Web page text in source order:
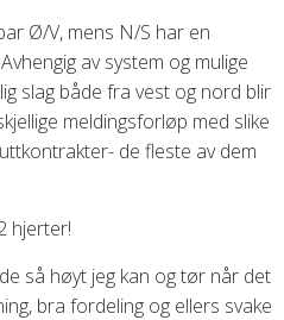
Ø/V, mens N/S har en
av system og mulige
slag både fra vest og nord blir
meldingsforløp med slike
de fleste av dem
hjerter!
så høyt jeg kan og tør når det
bra fordeling og ellers svake